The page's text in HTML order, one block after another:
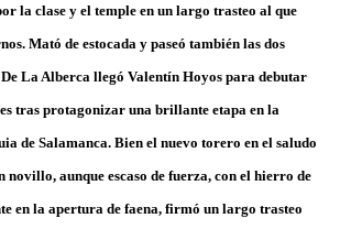
la clase y el temple en un largo trasteo al que
Mató de estocada y paseó también las dos
De La Alberca llegó Valentín Hoyos para debutar
tras protagonizar una brillante etapa en la
de Salamanca. Bien el nuevo torero en el saludo
novillo, aunque escaso de fuerza, con el hierro de
en la apertura de faena, firmó un largo trasteo